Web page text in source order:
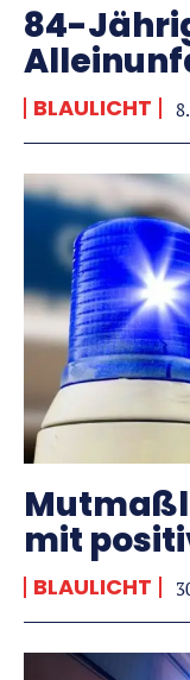
84-
BLAULICHT
mit
BLAULICHT